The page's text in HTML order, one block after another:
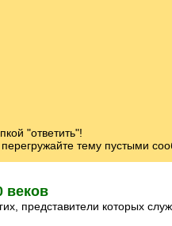
"ответить"!
тему пустыми
веков
представители которых